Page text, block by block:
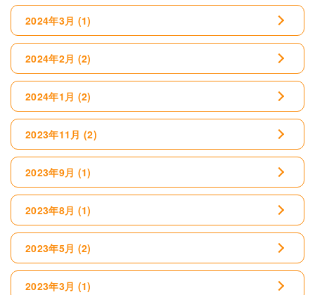
2024年3月 (1)
2024年2月 (2)
2024年1月 (2)
2023年11月 (2)
2023年9月 (1)
2023年8月 (1)
2023年5月 (2)
2023年3月 (1)